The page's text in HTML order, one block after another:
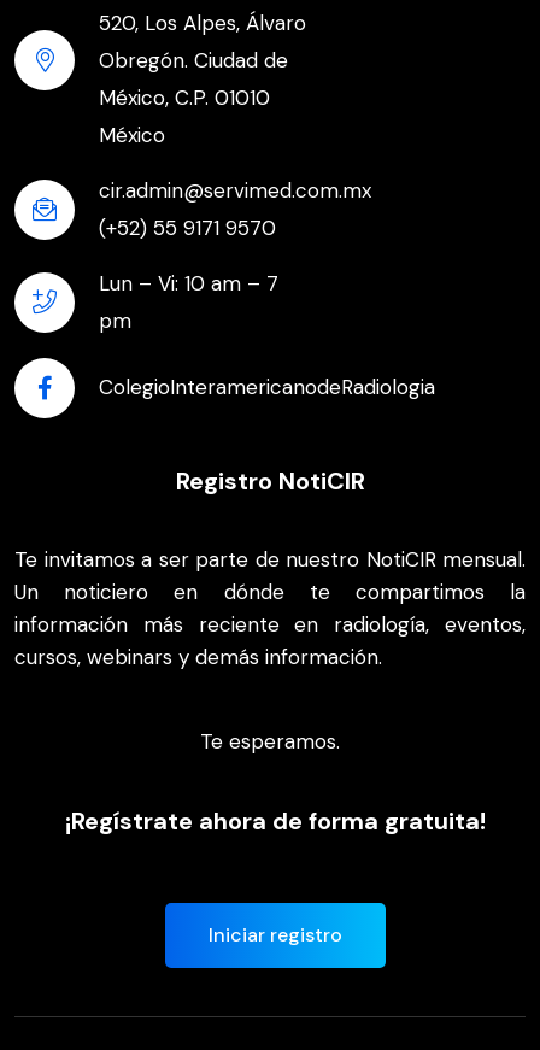
520, Los Alpes, Álvaro
Obregón. Ciudad de
México, C.P. 01010
México
cir.admin@servimed.com.mx
(+52) 55 9171 9570
Lun – Vi: 10 am – 7
pm
ColegioInteramericanodeRadiologia
Registro NotiCIR
Te invitamos a ser parte de nuestro NotiCIR mensual.
Un noticiero en dónde te compartimos la
información más reciente en radiología, eventos,
cursos, webinars y demás información.
Te esperamos.
¡Regístrate ahora de forma gratuita!
Iniciar registro